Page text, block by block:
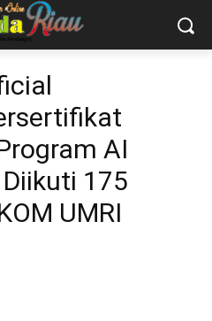
AI
Diikuti 175
UMRI